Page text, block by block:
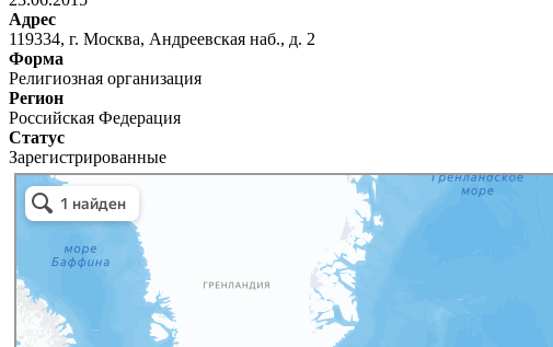
Адрес
119334, г. Москва, Андреевская наб., д. 2
Форма
Религиозная организация
Регион
Российская Федерация
Статус
Зарегистрированные